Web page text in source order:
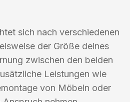
sich nach verschiedenen
der Größe deines
zwischen den beiden
Leistungen wie
von Möbeln oder